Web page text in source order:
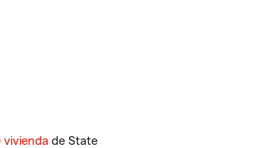
vivienda de State